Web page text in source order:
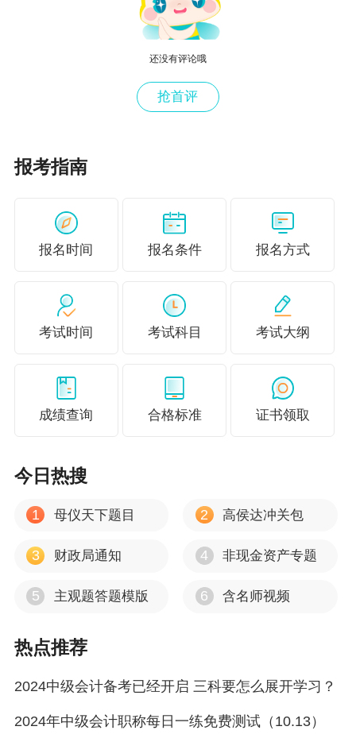
授课老师对教材内容都是有深刻研究的，很
多学员都是上班族，时间少又宝贵，所以要学
会“借力打力”，跟着老师听课，老师多年对教材内
容的研究，会帮助我们减少对内容错误理解的弯
式。其实应该采用更为有效且高效的学习方法，
熟悉掌握教材，理解对应的基础知识，能够做到
和练习题相结合，特别是教材中的例题，能够根
据教材知识点理解出题意图，掌握出题思路，以
（三）循环复习法，对抗遗忘
忆，其实根本原因是复习不到位，掌握的力度不
础，能够做到温故知新。在开始学习新的章节之
前，要对之前的章节进行温习，这样循环滚动的
对于刚开始接触财务管理的同学来说，第一
先放过它，等全书都学完后在回过头来就会恍然
还没有评论哦
抢首评
报考指南
报名时间 报名条件 报名方式
考试时间 考试科目 考试大纲
成绩查询 合格标准 证书领取
今日热搜
1 母仪天下题目 2 高侯达冲关包
3 财政局通知 4 非现金资产专题
5 主观题答题模版 6 含名师视频
热点推荐
2024中级会计备考已经开启 三科要怎么展开学习？
2024年中级会计职称每日一练免费测试（10.13）